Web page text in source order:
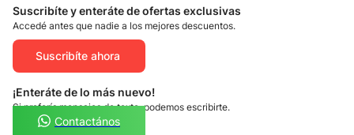
Suscribíte y enteráte de ofertas exclusivas
Accedé antes que nadie a los mejores descuentos.
Suscribíte ahora
¡Enteráte de lo más nuevo!
Si preferís mensajes de texto, podemos escribirte.
Contactános